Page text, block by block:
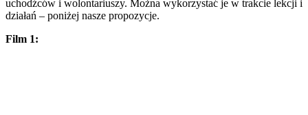
uchodźców i wolontariuszy. Można wykorzystać je w trakcie lekcji i
działań – poniżej nasze propozycje.
Film 1: